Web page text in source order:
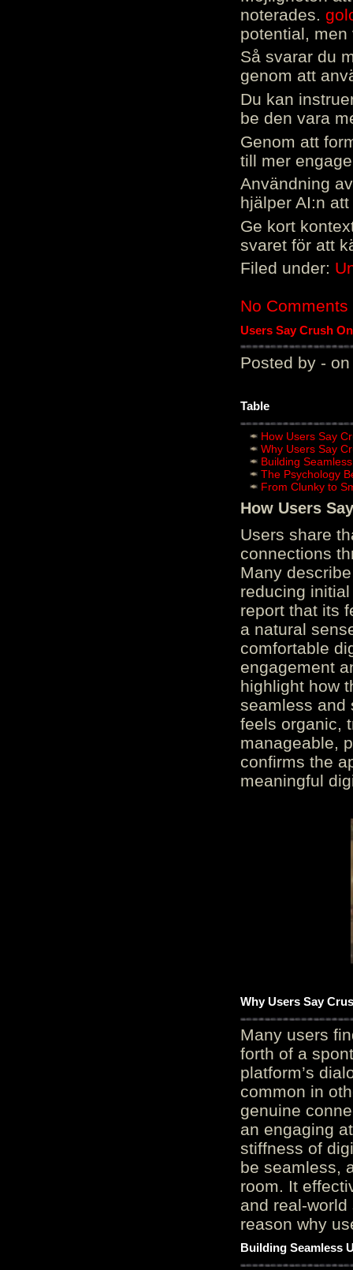
noterades.
potential, men
Så svarar du
genom att
Du kan
be den vara
Genom att
till mer
Användning
hjälper AI:n
Ge kort
svaret för att
Filed under:
No Comments
Users Say Crush
Posted by - on
Table
How Users Say
Why Users Say
Building
The Psychology
From Clunky to
How Users
Users share
connections
Many
reducing
report that its
a natural
comfortable
engagement
highlight how
seamless and
feels organic,
manageable,
confirms the
meaningful
Why Users Say
Many users
forth of a
platform’s
common in
genuine
an engaging
stiffness of
be seamless,
room. It
and real-
reason why
Building Seamless